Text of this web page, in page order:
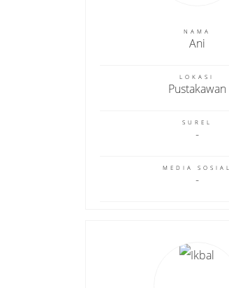
NAMA
Ani
LOKASI
Pustakawan
SUREL
MEDIA SOSIAL